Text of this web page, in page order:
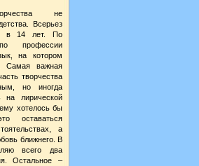
не
Всерьез
в 14 лет. По
профессии
на котором
Самая важная
творчества
но иногда
на лирической
хотелось бы
оставаться
а
ближнего. В
всего два
Остальное –